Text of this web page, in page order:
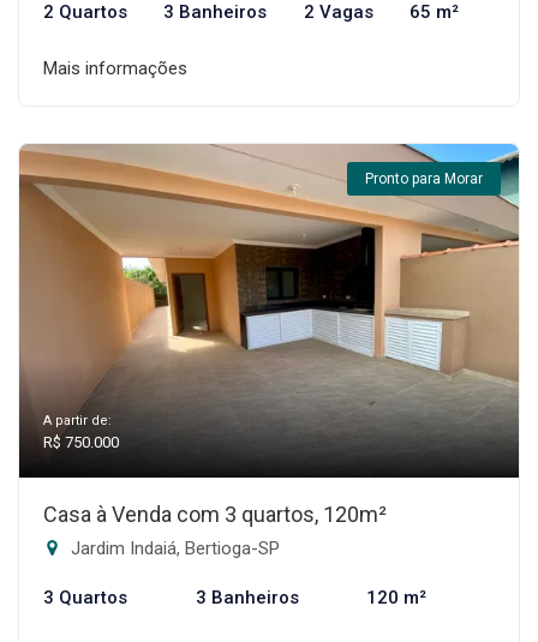
2 Quartos 3 Banheiros 2 Vagas 65 m²
Mais informações
Pronto para Morar
A partir de:
R$ 750.000
Casa à Venda com 3 quartos, 120m²
Jardim Indaiá, Bertioga-SP
3 Quartos 3 Banheiros 120 m²